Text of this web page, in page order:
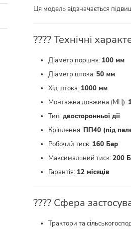
Ця модель відзначається
???? Технічні
Діаметр поршня: 100 мм
Діаметр штока: 50 мм
Хід штока: 1000 мм
Монтажна довжина (МЦ):
Тип:двосторонньої дії
Кріплення: ПП40 (під
Робочий тиск: 160 Бар
Максимальний тиск:200
Гарантія: 12 місяців
???? Сфера
Трактори та